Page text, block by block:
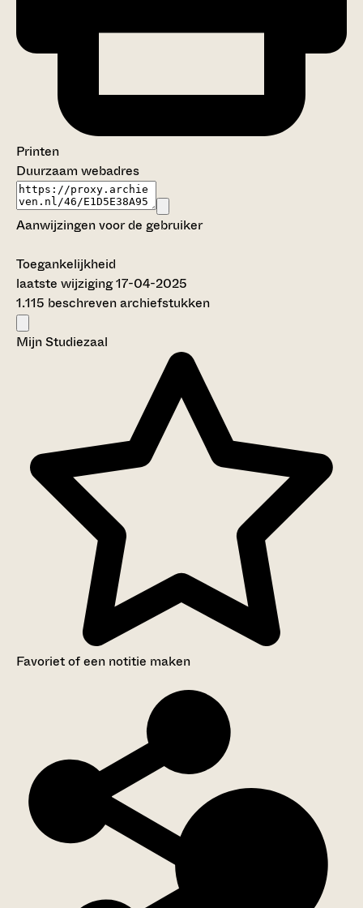
Printen
Duurzaam webadres
Aanwijzingen voor de gebruiker
Toegankelijkheid
laatste wijziging 17-04-2025
1.115 beschreven archiefstukken
Mijn Studiezaal
Favoriet of een notitie maken